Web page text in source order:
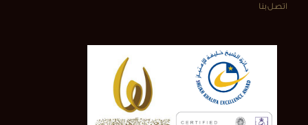
اتصل بنا